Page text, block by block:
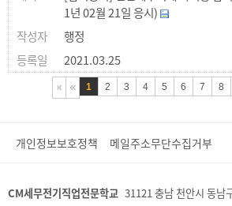
1년 02월 21일 응시)
행정
2021.03.25
1 2 3 4 5 6 7 8
개인정보보호정책 메일주소무단수집거부
CM세무전기직업전문학교 31121 충남 천안시 동남